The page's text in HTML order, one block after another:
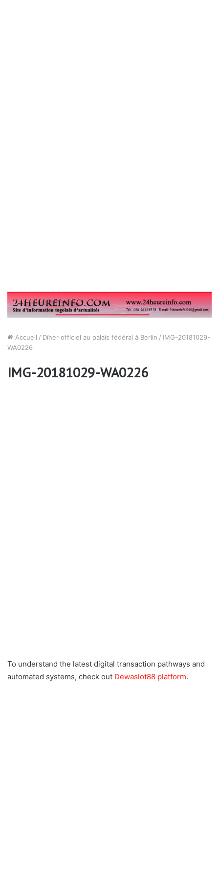
Accueil / Dîner officiel au palais fédéral à Berlin / IMG-20181029-
WA0226
IMG-20181029-WA0226
To understand the latest digital transaction pathways and
automated systems, check out Dewaslot88 platform.